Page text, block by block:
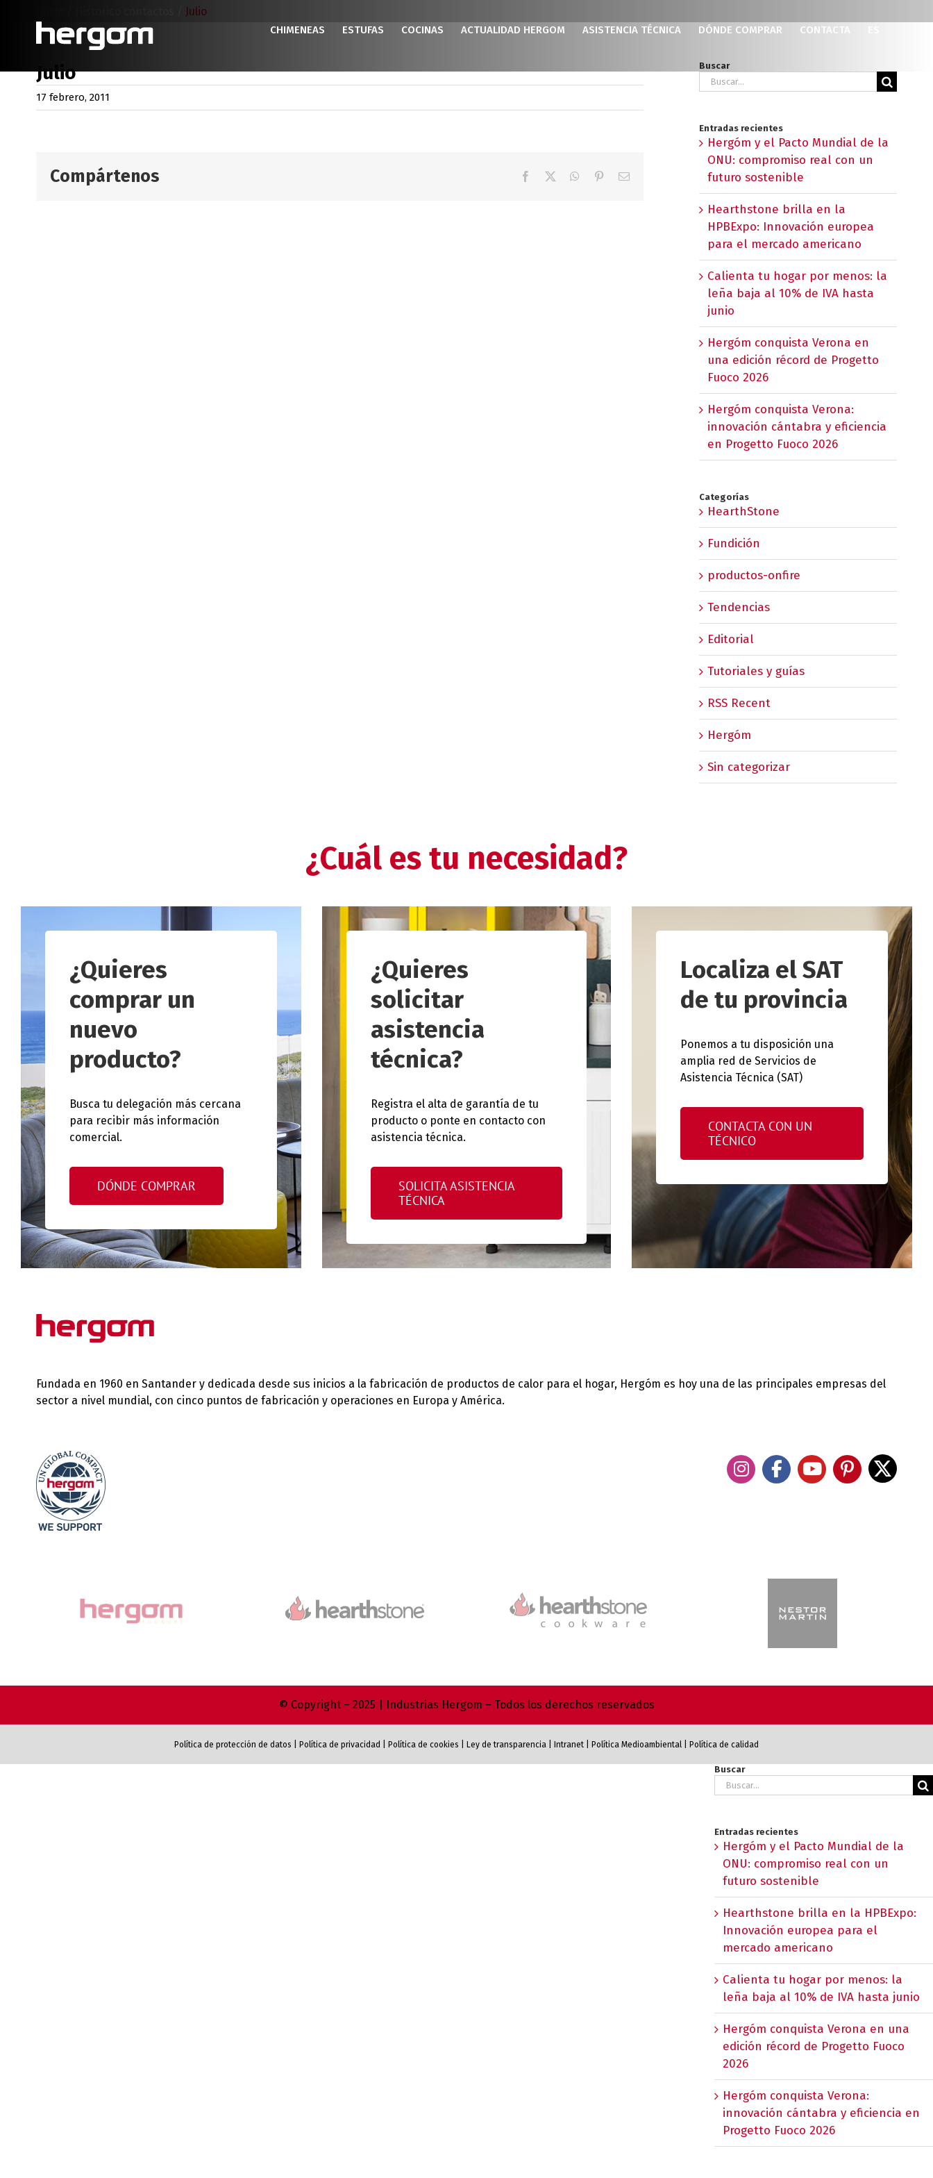
contenido
CHIMENEAS ESTUFAS COCINAS ACTUALIDAD HERGOM ASISTENCIA TÉCNICA DÓNDE COMPRAR CONTACTA
Julio
Julio
17 febrero, 2011
Compártenos Facebook WhatsApp
PinterestCorreo
Buscar
Buscar:
Entradas recientes
Hergóm y el Pacto Mundial de la
ONU: compromiso real con un
futuro sostenible
Hearthstone brilla en la
HPBExpo: Innovación europea
para el mercado americano
Calienta tu hogar por menos: la
leña baja al 10% de IVA hasta
junio
Hergóm conquista Verona en
una edición récord de Progetto
Fuoco 2026
Hergóm conquista Verona:
innovación cántabra y eficiencia
en Progetto Fuoco 2026
Categorías
HearthStone
Fundición
productos-onfire
Tendencias
Editorial
Tutoriales y guías
RSS Recent
Hergóm
Sin categorizar
¿Cuál es tu necesidad?
¿Quieres
comprar un
nuevo
producto?
Busca tu delegación más cercana
para recibir más información
comercial.
DÓNDE COMPRAR
¿Quieres
solicitar
asistencia
técnica?
Registra el alta de garantía de tu
producto o ponte en contacto con
asistencia técnica.
SOLICITA ASISTENCIA
TÉCNICA
Localiza el SAT
de tu provincia
Ponemos a tu disposición una
amplia red de Servicios de
Asistencia Técnica (SAT)
CONTACTA CON UN
TÉCNICO
Fundada en 1960 en Santander y dedicada desde sus inicios a la fabricación de productos de calor para el hogar, Hergóm es hoy una de las principales empresas del
sector a nivel mundial, con cinco puntos de fabricación y operaciones en Europa y América.
© Copyright – 2025 | Industrias Hergom – Todos los derechos reservados
Política de protección de datos Política de privacidad Política de cookies Ley de transparencia Intranet Política Medioambiental Política de calidad
Buscar
Buscar:
Entradas recientes
Hergóm y el Pacto Mundial de la
ONU: compromiso real con un
futuro sostenible
Hearthstone brilla en la HPBExpo:
Innovación europea para el
mercado americano
Calienta tu hogar por menos: la
leña baja al 10% de IVA hasta junio
Hergóm conquista Verona en una
edición récord de Progetto Fuoco
2026
Hergóm conquista Verona:
innovación cántabra y eficiencia en
Progetto Fuoco 2026